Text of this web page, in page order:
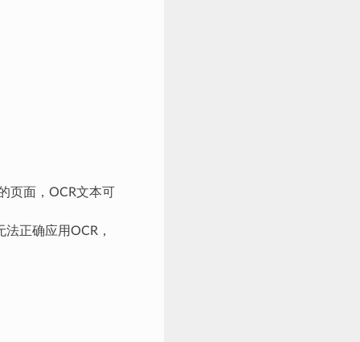
页面，OCR文本可
正确应用OCR，